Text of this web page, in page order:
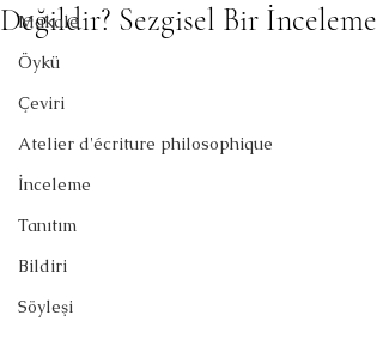
Makale
Öykü
Çeviri
Atelier d'écriture philosophique
İnceleme
Tanıtım
Bildiri
Söyleşi
Değildir? Sezgisel Bir İnceleme